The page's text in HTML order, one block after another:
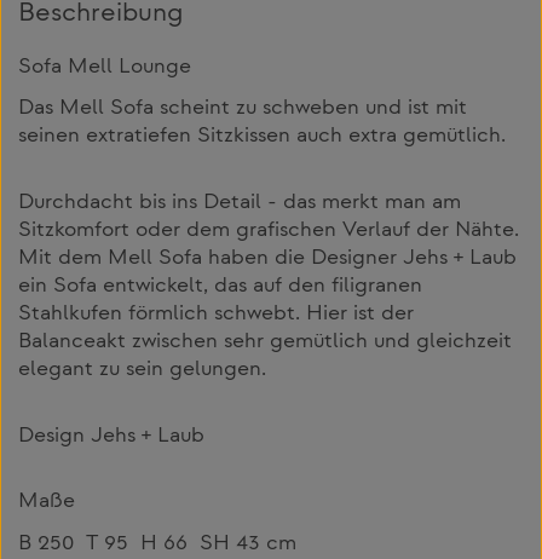
Beschreibung
Sofa Mell Lounge
Das Mell Sofa scheint zu schweben und ist mit
seinen extratiefen Sitzkissen auch extra gemütlich.
Durchdacht bis ins Detail - das merkt man am
Sitzkomfort oder dem grafischen Verlauf der Nähte.
Mit dem Mell Sofa haben die Designer Jehs + Laub
ein Sofa entwickelt, das auf den filigranen
Stahlkufen förmlich schwebt. Hier ist der
Balanceakt zwischen sehr gemütlich und gleichzeit
elegant zu sein gelungen.
Design Jehs + Laub
Maße
B 250 T 95 H 66 SH 43 cm